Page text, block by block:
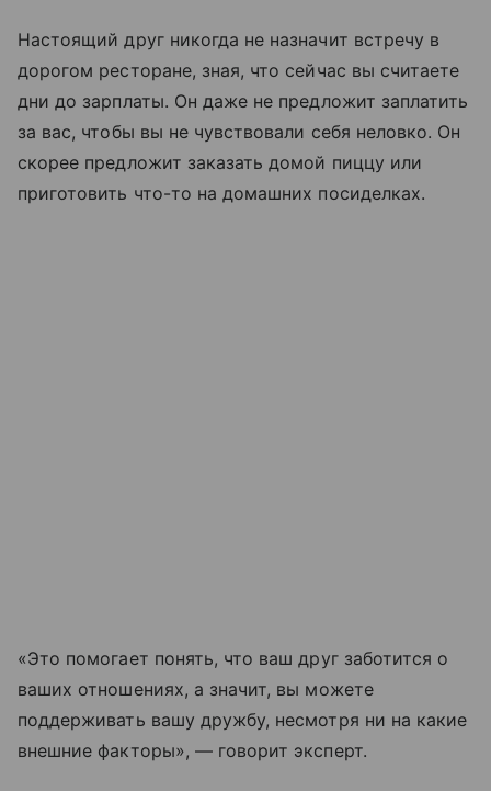
Настоящий друг никогда не назначит встречу в
дорогом ресторане, зная, что сейчас вы считаете
дни до зарплаты. Он даже не предложит заплатить
за вас, чтобы вы не чувствовали себя неловко. Он
скорее предложит заказать домой пиццу или
приготовить что-то на домашних посиделках.
«Это помогает понять, что ваш друг заботится о
ваших отношениях, а значит, вы можете
поддерживать вашу дружбу, несмотря ни на какие
внешние факторы», — говорит эксперт.